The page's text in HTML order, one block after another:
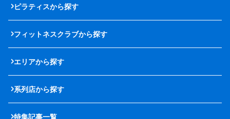
ピラティスから探す
フィットネスクラブから探す
エリアから探す
系列店から探す
特集記事一覧